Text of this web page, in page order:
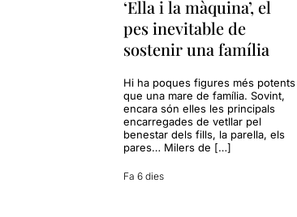
‘Ella i la màquina’, el
pes inevitable de
sostenir una família
Hi ha poques figures més potents
que una mare de família. Sovint,
encara són elles les principals
encarregades de vetllar pel
benestar dels fills, la parella, els
pares… Milers de […]
Fa 6 dies